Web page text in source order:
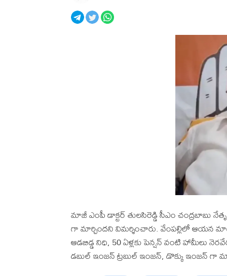
మాజీ ఎంపీ డాక్టర్ తులసిరెడ్డి సీఎం చంద్రబాబు
గా మార్చిందని విమర్శించారు. వేంపల్లిలో ఆయన
ఆడబిడ్డ నిధి, 50 ఏళ్లకు పెన్షన్ వంటి హామీలు
డబుల్ ఇంజన్ ట్రబుల్ ఇంజన్, డొక్కు ఇంజన్ గా